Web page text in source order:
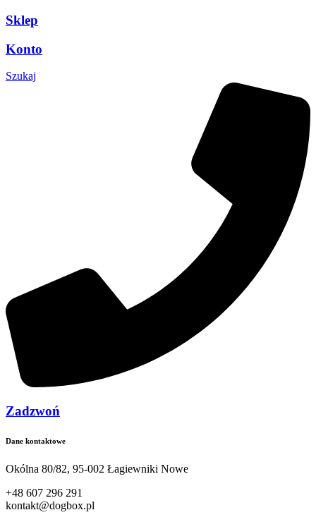
Sklep
Konto
Szukaj
Zadzwoń
Dane kontaktowe
Okólna 80/82, 95-002 Łagiewniki Nowe
+48 607 296 291
kontakt@dogbox.pl